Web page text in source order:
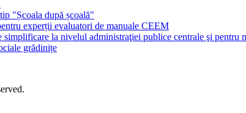
"Școala după școală"
experții evaluatori de manuale CEEM
la nivelul administraţiei publice centrale şi pentru
grădinițe